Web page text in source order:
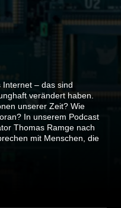
Internet – das sind
verändert haben.
unserer Zeit? Wie
In unserem Podcast
Thomas Ramge nach
mit Menschen, die